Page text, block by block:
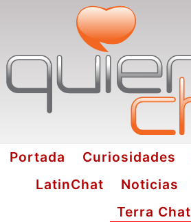
Portada Curiosidades
LatinChat
Noticias
Terra Chat